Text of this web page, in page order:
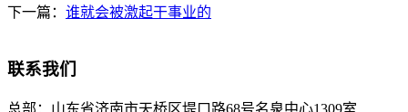
下一篇： 谁就会被激起干事业的
联系我们
总部： 山东省济南市天桥区堤口路68号名泉中心1309室